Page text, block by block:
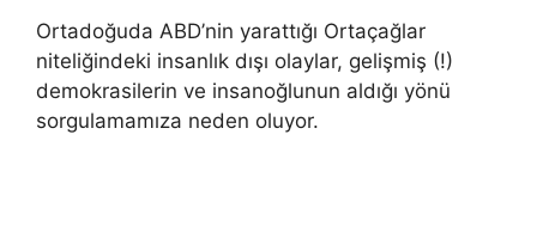
Ortadoğuda ABD’nin yarattığı Ortaçağlar
niteliğindeki insanlık dışı olaylar, gelişmiş (!)
demokrasilerin ve insanoğlunun aldığı yönü
sorgulamamıza neden oluyor.